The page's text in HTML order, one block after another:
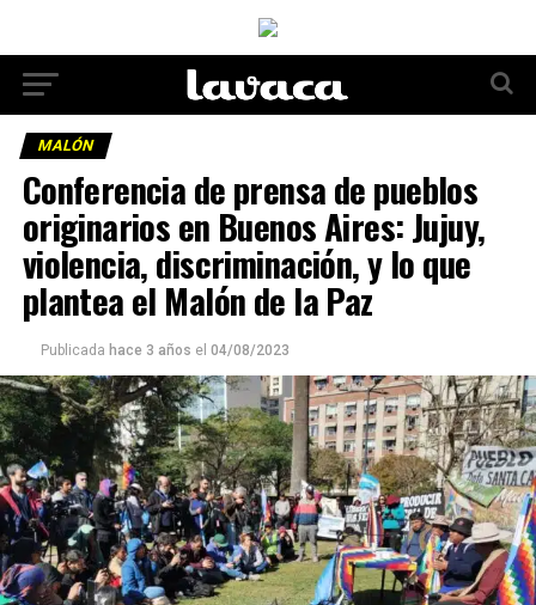
MALÓN
Conferencia de prensa de pueblos
originarios en Buenos Aires: Jujuy,
violencia, discriminación, y lo que
plantea el Malón de la Paz
Publicada hace 3 años el 04/08/2023